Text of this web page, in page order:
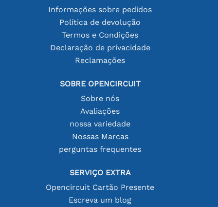
Informações sobre pedidos
Política de devolução
Termos e Condições
Declaração de privacidade
Reclamações
SOBRE OPENCIRCUIT
Sobre nós
Avaliações
nossa variedade
Nossas Marcas
perguntas frequentes
SERVIÇO EXTRA
Opencircuit Cartão Presente
Escreva um blog